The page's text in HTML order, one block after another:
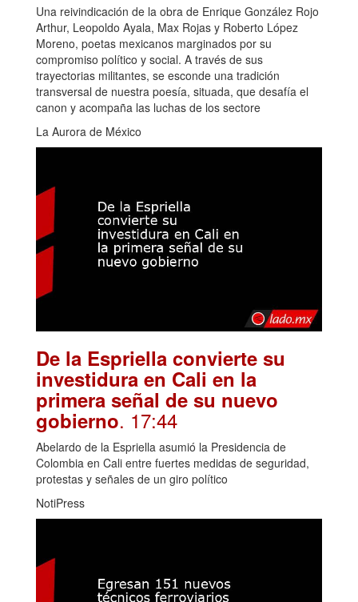
Una reivindicación de la obra de Enrique González Rojo
Arthur, Leopoldo Ayala, Max Rojas y Roberto López
Moreno, poetas mexicanos marginados por su
compromiso político y social. A través de sus
trayectorias militantes, se esconde una tradición
transversal de nuestra poesía, situada, que desafía el
canon y acompaña las luchas de los sectore
La Aurora de México
De la Espriella convierte su
investidura en Cali en la
primera señal de su nuevo
gobierno. 17:44
Abelardo de la Espriella asumió la Presidencia de
Colombia en Cali entre fuertes medidas de seguridad,
protestas y señales de un giro político
NotiPress